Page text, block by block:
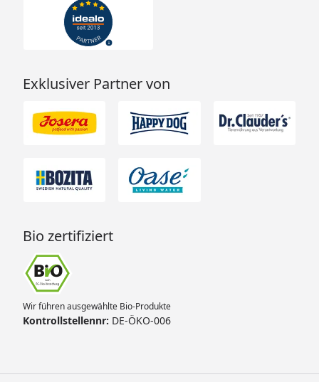
Exklusiver Partner von
Bio zertifiziert
Wir führen ausgewählte Bio-Produkte
Kontrollstellennr: DE-ÖKO-006